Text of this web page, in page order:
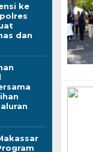
ke
dan